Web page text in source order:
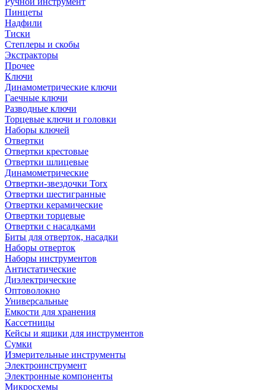
Пинцеты
Надфили
Тиски
Степлеры и скобы
Экстракторы
Прочее
Ключи
Динамометрические ключи
Гаечные ключи
Разводные ключи
Торцевые ключи и головки
Наборы ключей
Отвертки
Отвертки крестовые
Отвертки шлицевые
Динамометрические
Отвертки-звездочки Torx
Отвертки шестигранные
Отвертки керамические
Отвертки торцевые
Отвертки с насадками
Биты для отверток, насадки
Наборы отверток
Наборы инструментов
Антистатические
Диэлектрические
Оптоволокно
Универсальные
Емкости для хранения
Кассетницы
Кейсы и ящики для инструментов
Сумки
Измерительные инструменты
Электроинструмент
Электронные компоненты
Микросхемы